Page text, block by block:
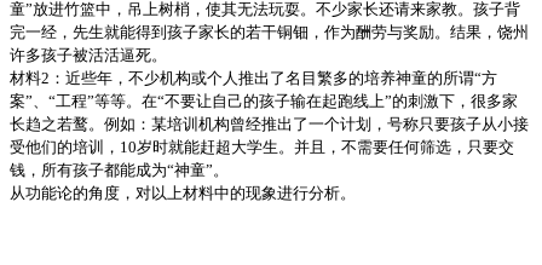
童”放进竹篮中，吊上树梢，使其无法玩耍。不少家长还请来家教。孩子背
完一经，先生就能得到孩子家长的若干铜钿，作为酬劳与奖励。结果，饶州
许多孩子被活活逼死。
材料2：近些年，不少机构或个人推出了名目繁多的培养神童的所谓“方
案”、“工程”等等。在“不要让自己的孩子输在起跑线上”的刺激下，很多家
长趋之若鹜。例如：某培训机构曾经推出了一个计划，号称只要孩子从小接
受他们的培训，10岁时就能赶超大学生。并且，不需要任何筛选，只要交
钱，所有孩子都能成为“神童”。
从功能论的角度，对以上材料中的现象进行分析。